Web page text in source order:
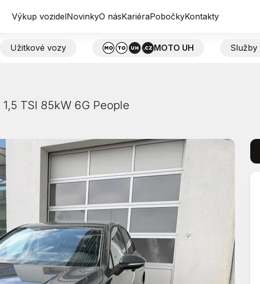
Výkup vozidelNovinkyO násKariéraPobočkyKontakty
Užitkové vozy MOTO UH Služby
1,5 TSI 85kW 6G People